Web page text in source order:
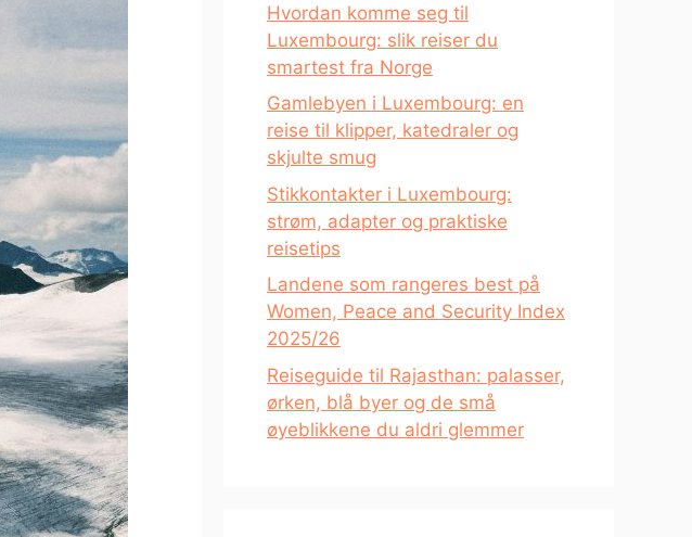
Hvordan komme seg til
Luxembourg: slik reiser du
smartest fra Norge
Gamlebyen i Luxembourg: en
reise til klipper, katedraler og
skjulte smug
Stikkontakter i Luxembourg:
strøm, adapter og praktiske
reisetips
Landene som rangeres best på
Women, Peace and Security Index
2025/26
Reiseguide til Rajasthan: palasser,
ørken, blå byer og de små
øyeblikkene du aldri glemmer